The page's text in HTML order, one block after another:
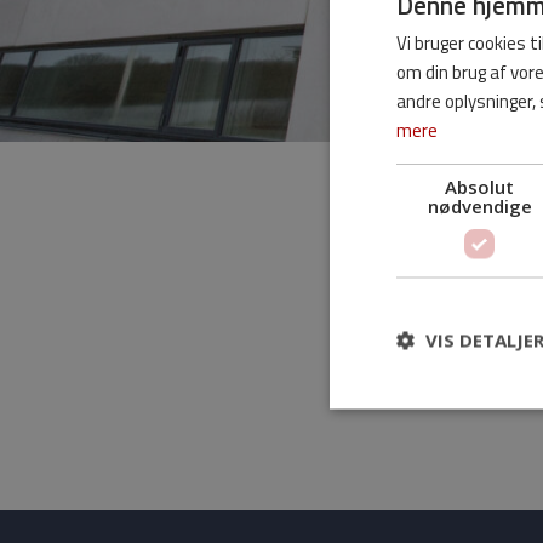
Vi bruger cookies
om din brug af
andre
mere
Absolut
nødvendige
VIS DETALJER